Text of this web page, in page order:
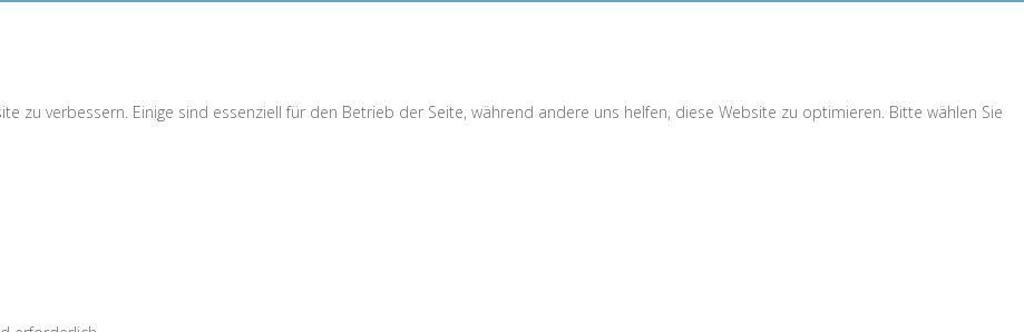
zu verbessern. Einige sind essenziell für den Betrieb der Seite, während andere uns helfen, diese Website zu optimieren. Bitte wählen Sie